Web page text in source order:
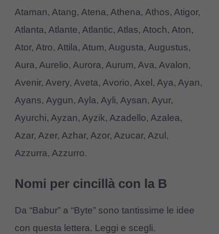
Ataman, Atang, Atena, Athena, Athos, Atigor,
Atlanta, Atlante, Atlantic, Atlas, Atoch, Aton,
Ator, Atro, Attila, Atum, Augusta, Augustus,
Aura, Aurelio, Aurora, Aurum, Ava, Avalon,
Avenir, Avery, Aveta, Avorio, Axel, Aya, Ayan,
Ayans, Aygun, Ayla, Ayli, Aysan, Ayur,
Ayurchi, Ayzan, Ayzik, Azadello, Azalea,
Azar, Azer, Azhar, Azor, Azucar, Azul,
Azzurra, Azzurro.
Nomi per cincillà con la B
Da “Babur” a “Byte” sono tantissime le idee
con questa lettera. Leggi e scegli.